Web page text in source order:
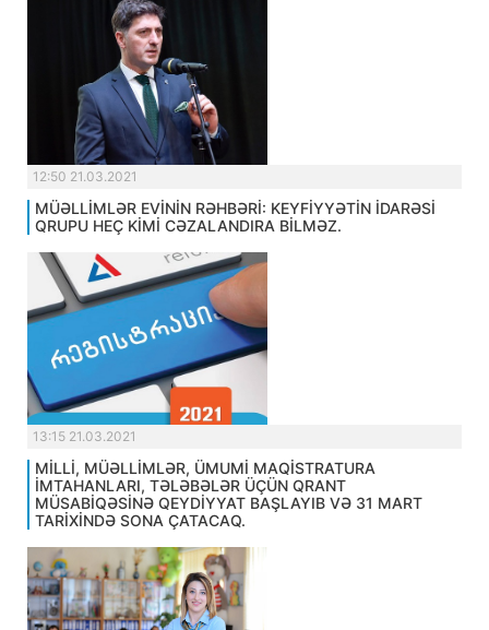
12:50 21.03.2021
MÜƏLLİMLƏR EVİNİN RƏHBƏRİ: KEYFİYYƏTİN İDARƏSİ
QRUPU HEÇ KİMİ CƏZALANDIRA BİLMƏZ.
13:15 21.03.2021
MİLLİ, MÜƏLLİMLƏR, ÜMUMİ MAQİSTRATURA
İMTAHANLARI, TƏLƏBƏLƏR ÜÇÜN QRANT
MÜSABİQƏSİNƏ QEYDİYYAT BAŞLAYIB VƏ 31 MART
TARİXİNDƏ SONA ÇATACAQ.